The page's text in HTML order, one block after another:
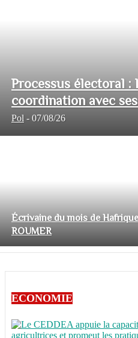
Processus électoral :
coordination avec
Pol - 07/08/26
Écrivaine du mois de
ROUMER
ECONOMIE